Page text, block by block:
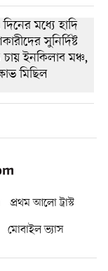
প্রথম আলো ট্রাস্ট
মোবাইল ভ্যাস